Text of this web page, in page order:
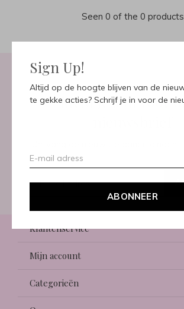
Sign Up!
Altijd op de hoogte blijven van de
te gekke acties? Schrijf je in voor de
ABONNEER
Seen 0 of the 0 products
Meld je aan voor
Klantenservice
Mijn account
Categorieën